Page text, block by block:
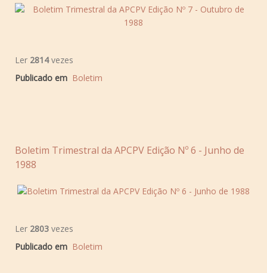
Ler 2814vezes
Publicado em Boletim
Boletim Trimestral da APCPV Edição Nº 6 - Junho de
1988
Ler 2803 vezes
Publicado em Boletim